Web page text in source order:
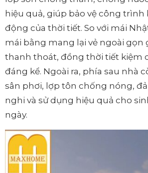
hiệu quả, giúp bảo vệ công trình
động của thời tiết. So với mái
mái bằng mang lại vẻ ngoài gọn
thanh thoát, đồng thời tiết kiệm
đáng kể. Ngoài ra, phía sau nhà
sân phơi, lợp tôn chống nóng,
nghi và sử dụng hiệu quả cho
ngày.